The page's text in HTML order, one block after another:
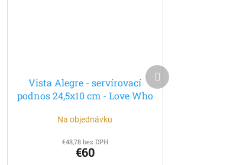
Vista Alegre - servírovací
podnos 24,5x10 cm - Love Who
Na objednávku
€48,78 bez DPH
€60
Ďalší
produkt